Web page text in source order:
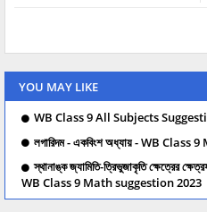
YOU MAY LIKE
WB Class 9 All Subjects
লগারিদম - একবিংশ অধ্যায় - WB
স্থানাঙ্ক জ্যামিতি-ত্রিভুজাকৃতি ক্ষেত্রের
WB Class 9 Math suggestion 2023